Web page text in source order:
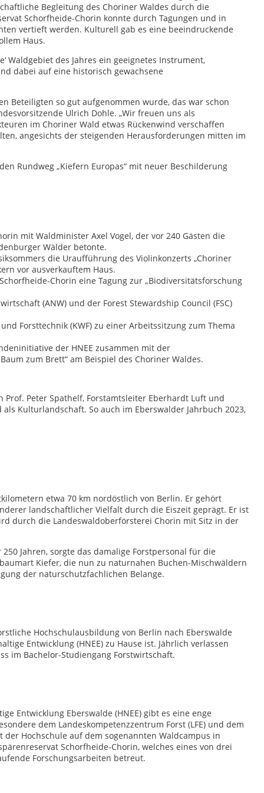
Begleitung des Choriner Waldes durch die
Schorfheide-Chorin konnte durch Tagungen und in
vertieft werden. Kulturell gab es eine beeindruckende
Haus.
Waldgebiet des Jahres ein geeignetes Instrument,
dabei auf eine historisch gewachsene
Beteiligten so gut aufgenommen wurde, das war schon
Ulrich Dohle. „Wir freuen uns als
im Choriner Wald etwas Rückenwind verschaffen
angesichts der steigenden Herausforderungen mitten im
Rundweg „Kiefern Europas“ mit neuer Beschilderung
mit Waldminister Axel Vogel, der vor 240 Gästen die
Wälder betonte.
die Uraufführung des Violinkonzerts „Choriner
vor ausverkauftem Haus.
Chorin eine Tagung zur „Biodiversitätsforschung
(ANW) und der Forest Stewardship Council (FSC)
Forsttechnik (KWF) zu einer Arbeitssitzung zum Thema
der HNEE zusammen mit der
zum Brett“ am Beispiel des Choriner Waldes.
Peter Spathelf, Forstamtsleiter Eberhardt Luft und
Kulturlandschaft. So auch im Eberswalder Jahrbuch 2023,
etwa 70 km nordöstlich von Berlin. Er gehört
landschaftlicher Vielfalt durch die Eiszeit geprägt. Er ist
durch die Landeswaldoberförsterei Chorin mit Sitz in der
Jahren, sorgte das damalige Forstpersonal für die
Kiefer, die nun zu naturnahen Buchen-Mischwäldern
der naturschutzfachlichen Belange.
Hochschulausbildung von Berlin nach Eberswalde
Entwicklung (HNEE) zu Hause ist. Jährlich verlassen
im Bachelor-Studiengang Forstwirtschaft.
Entwicklung Eberswalde (HNEE) gibt es eine enge
dem Landeskompetenzzentrum Forst (LFE) und dem
Hochschule auf dem sogenannten Waldcampus in
Schorfheide-Chorin, welches eines von drei
Forschungsarbeiten betreut.